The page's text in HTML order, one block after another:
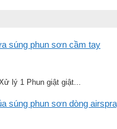
súng phun sơn cầm tay
lý 1 Phun giật giật...
súng phun sơn dòng